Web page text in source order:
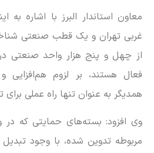
معاون استاندار البرز با اشاره به
غربی تهران و یک قطب صنعتی
از چهل و پنج هزار واحد صنعتی
فعال هستند، بر لزوم هم‌افزایی
همدیگر به عنوان تنها راه عملی
وی افزود: بسته‌های حمایتی که در
مربوطه تدوین شده، با وجود